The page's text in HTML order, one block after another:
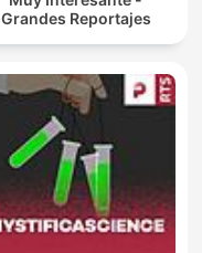
Grandes Reportajes